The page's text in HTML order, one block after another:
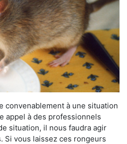
convenablement à une situation
appel à des professionnels
situation, il nous faudra agir
Si vous laissez ces rongeurs